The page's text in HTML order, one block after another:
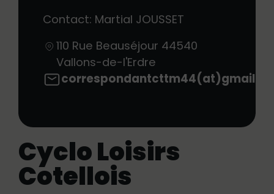
Contact: Martial JOUSSET
110 Rue Beauséjour 44540
Vallons-de-l'Erdre
Cyclo Loisirs
Cotellois